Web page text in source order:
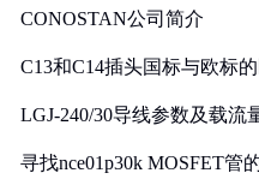
CONOSTAN公司简介
C13和C14插头国标与欧标
LGJ-240/30导线参数及载流
寻找nce01p30k MOSFET管